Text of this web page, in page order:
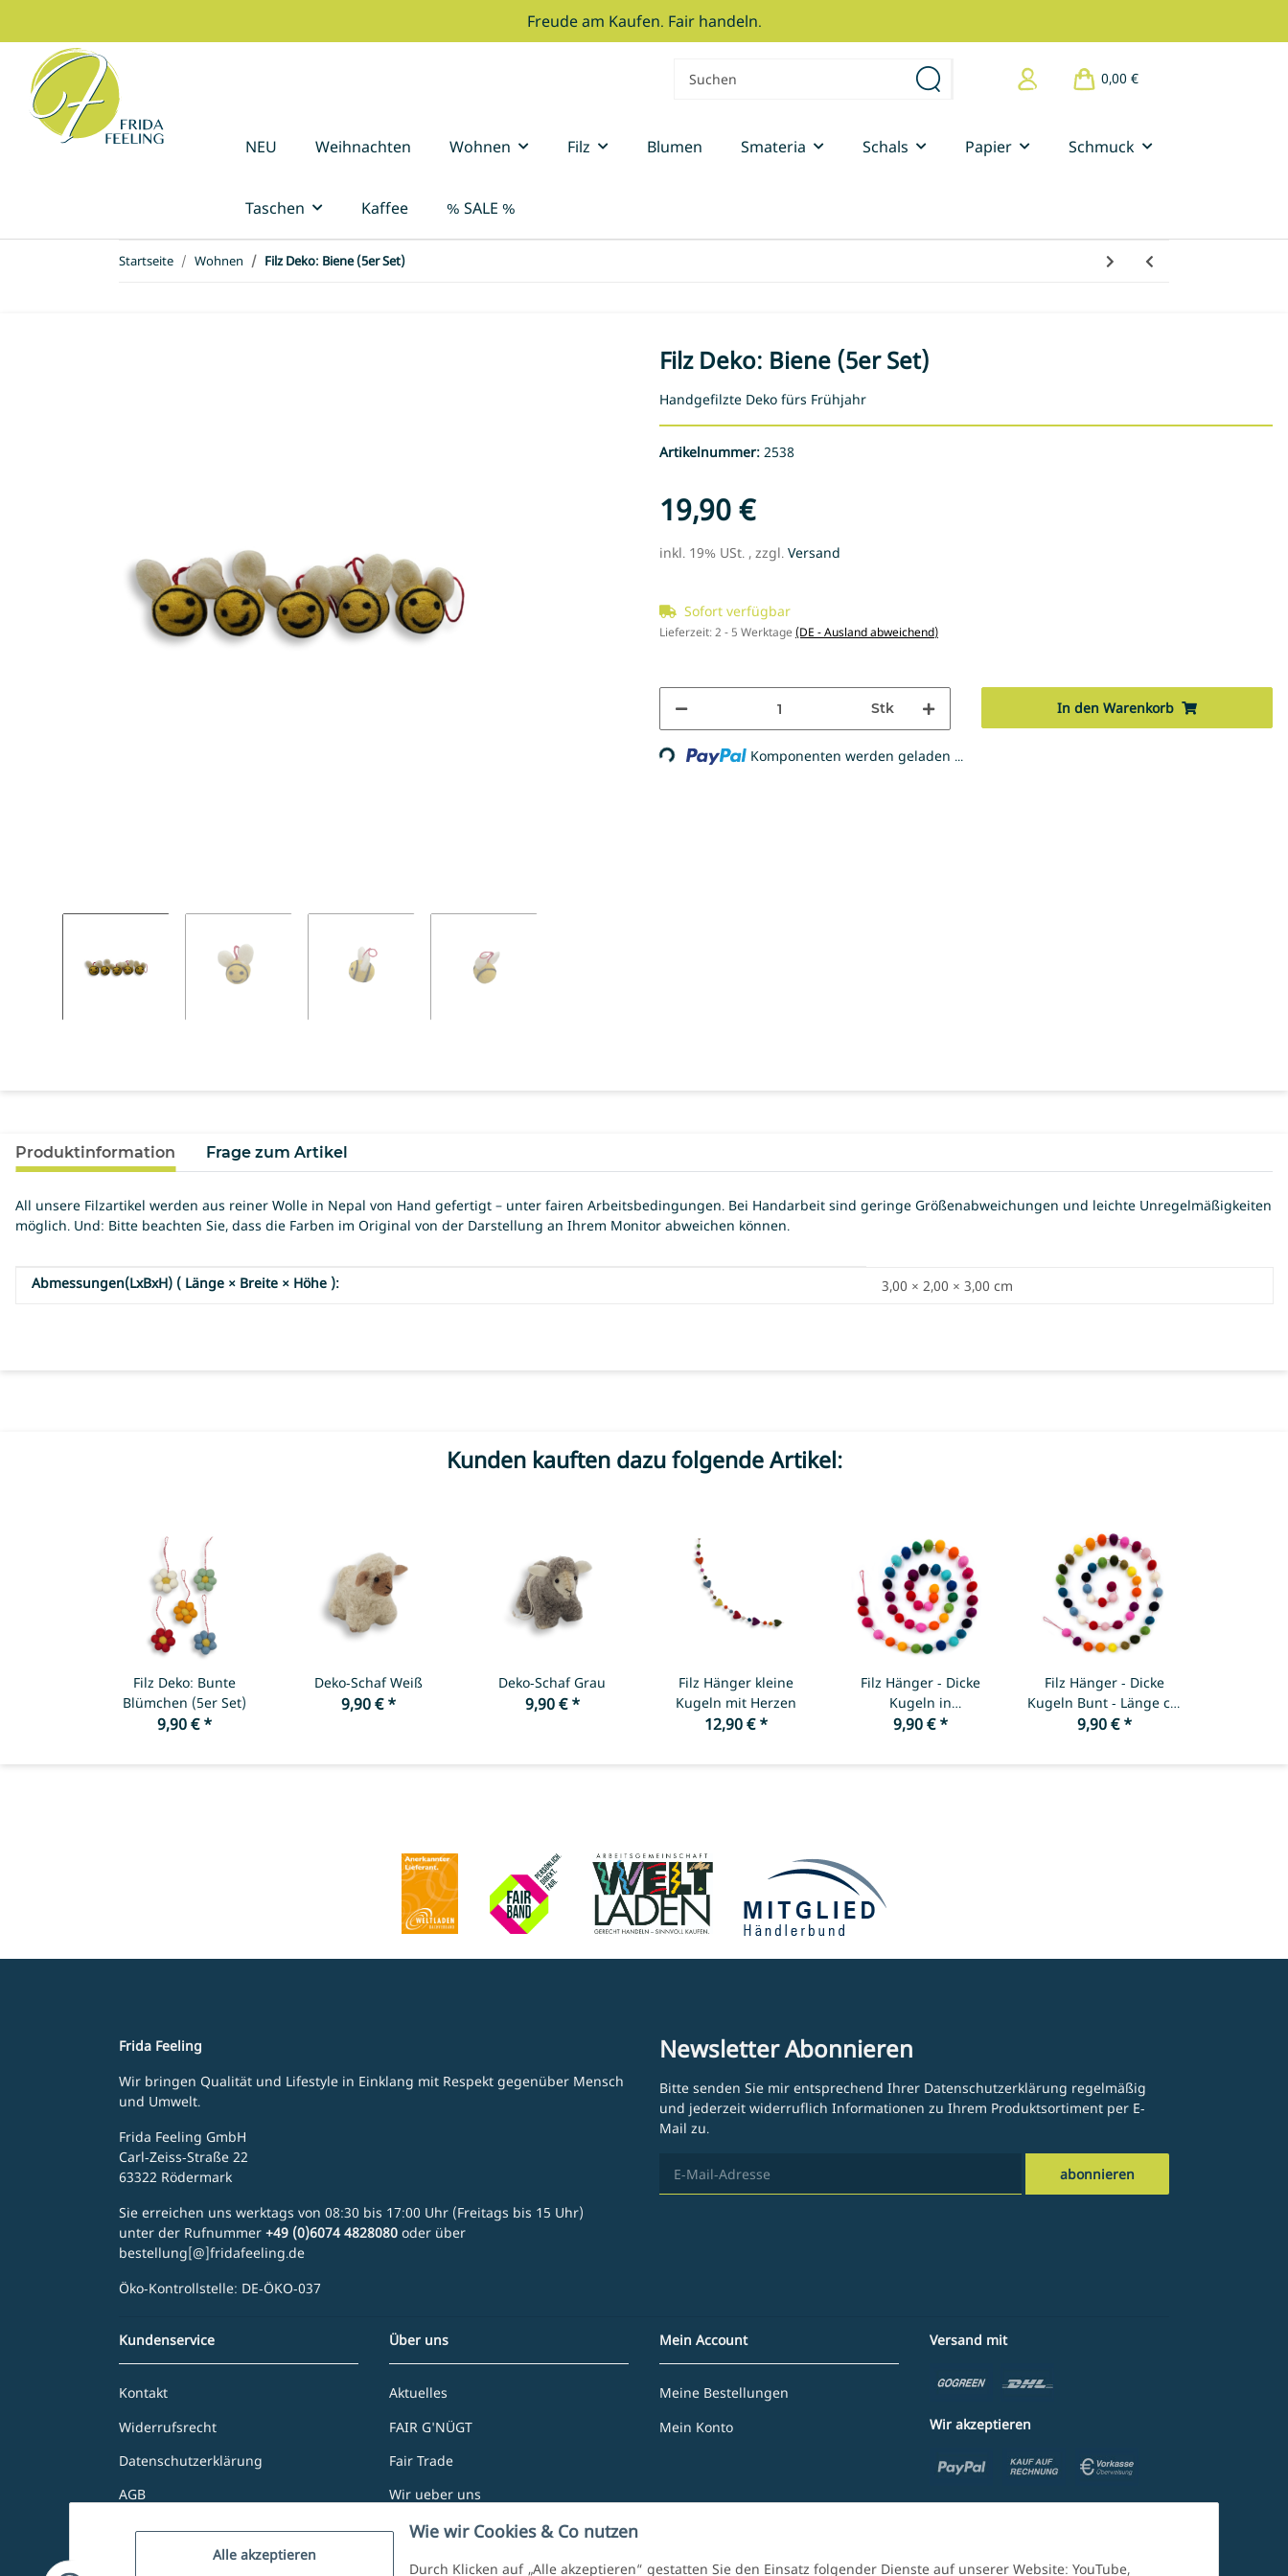
Alle akzeptieren
Wie wir Cookies & Co nutzen
Durch Klicken auf „Alle akzeptieren“ gestatten Sie den Einsatz folgender Dienste auf unserer Website: YouTube,
Freude am Kaufen. Fair handeln.
0,00 €
NEU Weihnachten Wohnen Filz Blumen Smateria Schals Papier Schmuck
Taschen Kaffee % SALE %
Startseite Wohnen Filz Deko: Biene (5er Set)
Filz Deko: Biene (5er Set)
Handgefilzte Deko fürs Frühjahr
Artikelnummer: 2538
19,90 €
inkl. 19% USt. , zzgl. Versand
Sofort verfügbar
Lieferzeit:2 - 5 Werktage (DE - Ausland abweichend)
Stk In den Warenkorb
Loading... Komponenten werden geladen ...
Produktinformation Frage zum Artikel
All unsere Filzartikel werden aus reiner Wolle in Nepal von Hand gefertigt – unter fairen Arbeitsbedingungen. Bei Handarbeit sind geringe Größenabweichungen und leichte Unregelmäßigkeiten
möglich. Und: Bitte beachten Sie, dass die Farben im Original von der Darstellung an Ihrem Monitor abweichen können.
Produkteigenschaft
Wert
Abmessungen(LxBxH) ( Länge × Breite × Höhe ): 3,00 × 2,00 × 3,00 cm
Kunden kauften dazu folgende Artikel:
Filz Deko: Bunte
Blümchen (5er Set)
9,90 €*
Deko-Schaf Weiß
9,90 €*
Deko-Schaf Grau
9,90 €*
Filz Hänger kleine
Kugeln mit Herzen
12,90 €*
Filz Hänger - Dicke
Kugeln in
Regenbogentöne -
9,90 €*
Filz Hänger - Dicke
Kugeln Bunt - Länge ca.
150 cm
9,90 €*
Frida Feeling
Wir bringen Qualität und Lifestyle in Einklang mit Respekt gegenüber Mensch
und Umwelt.
Frida Feeling GmbH
Carl-Zeiss-Straße 22
63322 Rödermark
Sie erreichen uns werktags von 08:30 bis 17:00 Uhr (Freitags bis 15 Uhr)
unter der Rufnummer +49 (0)6074 4828080 oder über
bestellung[@]fridafeeling.de
Öko-Kontrollstelle: DE-ÖKO-037
Newsletter Abonnieren
Bitte senden Sie mir entsprechend Ihrer Datenschutzerklärung regelmäßig
und jederzeit widerruflich Informationen zu Ihrem Produktsortiment per E-
Mail zu.
abonnieren
Kundenservice
Kontakt
Widerrufsrecht
Datenschutzerklärung
AGB
Zahlung und Versand
Über uns
Aktuelles
FAIR G'NÜGT
Fair Trade
Wir ueber uns
Unsere Partner
Mein Account
Meine Bestellungen
Mein Konto
Versand mit
Wir akzeptieren